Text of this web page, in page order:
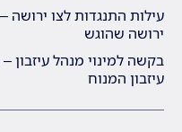
עילות התנגדות לצו ירושה
ירושה שהוגש
בקשה למינוי מנהל עיזבון
עיזבון המנוח